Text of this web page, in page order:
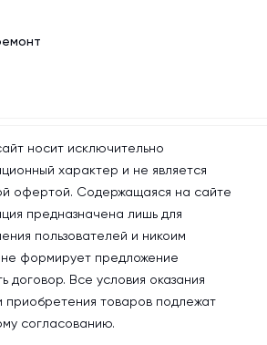
носит исключительно
характер и не является
офертой. Содержащаяся на сайте
предназначена лишь для
пользователей и никоим
формирует предложение
договор. Все условия оказания
приобретения товаров подлежат
согласованию.